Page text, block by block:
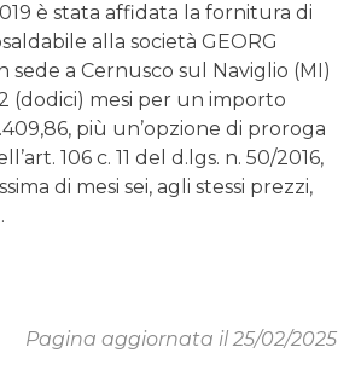
è stata affidata la fornitura di
alla società GEORG
sede a Cernusco sul Naviglio (MI)
(dodici) mesi per un importo
più un’opzione di proroga
106 c. 11 del d.lgs. n. 50/2016,
di mesi sei, agli stessi prezzi,
Pagina aggiornata il 25/02/2025